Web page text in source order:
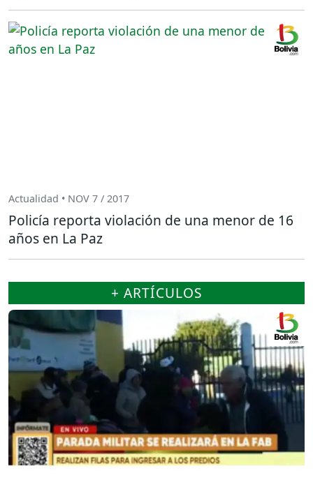
Actualidad • NOV 7 / 2017
Policía reporta violación de una menor de 16
años en La Paz
+ ARTÍCULOS